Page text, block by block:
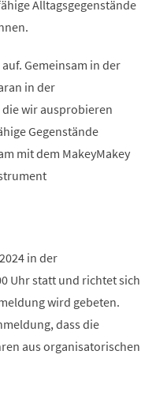
Alltagsgegenstände
Gemeinsam in der
in der
wir ausprobieren
Gegenstände
mit dem MakeyMakey
in der
Uhr statt und richtet sich
wird gebeten.
dass die
aus organisatorischen